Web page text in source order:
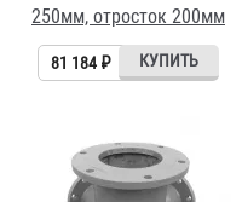
250мм, отросток 200мм
81 184 ₽